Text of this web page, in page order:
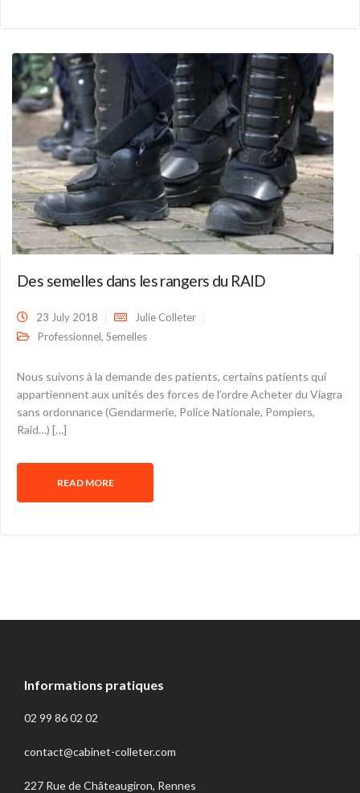
Des semelles dans les rangers du RAID
23 July 2018
Julie Colleter
Professionnel, Semelles
Nous suivons à la demande des patients, certains patients qui
appartiennent aux unités des forces de l’ordre Acheter du Viagra
sans ordonnance (Gendarmerie, Police Nationale, Pompiers,
Raid…) […]
READ MORE
Informations pratiques
02 99 86 02 02
contact@cabinet-colleter.com
227 Rue de Châteaugiron, Rennes